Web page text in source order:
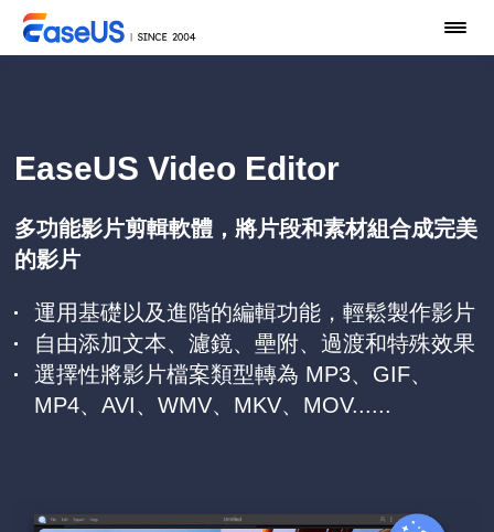
EaseUS Video Editor
多功能影片剪輯軟體，將片段和素材組合成完美
的影片
運用基礎以及進階的編輯功能，輕鬆製作影片
自由添加文本、濾鏡、壘附、過渡和特殊效果
選擇性將影片檔案類型轉為 MP3、GIF、
MP4、AVI、WMV、MKV、MOV......